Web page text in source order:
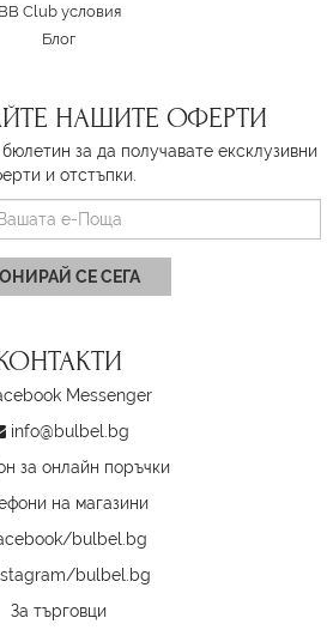
BB Club условия
Блог
НАШИТЕ ОФЕРТИ
за да получавате ексклузивни
и отстъпки.
СЕ СЕГА
Messenger
info@bulbel.bg
за онлайн поръчки
на магазини
bulbel.bg
bulbel.bg
За търговци